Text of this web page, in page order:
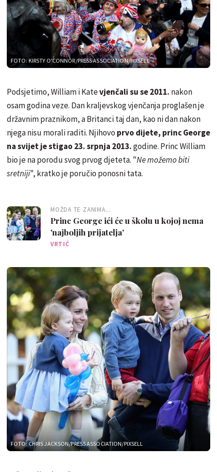
FOTO: KIRSTY O'CONNOR/PRESS ASSOCIATION/PIXSELL
Podsjetimo, William i Katevjenčali su se 2011. nakon
osam godina veze. Dan kraljevskog vjenčanja proglašen je
državnim praznikom, a Britanci taj dan, kao ni dan nakon
njega nisu morali raditi. Njihovo prvo dijete, princ George
na svijet je stigao 23. srpnja 2013.godine. Princ William
bio je na porodu svog prvog djeteta. "Ne možemo biti
sretniji", kratko je poručio ponosni tata.
MOŽDA TE ZANIMA...
Princ George ići će u školu u kojoj nema
'najboljih prijatelja'
VRTIĆ
FOTO: CHRIS JACKSON/PRESS ASSOCIATION/PIXSELL